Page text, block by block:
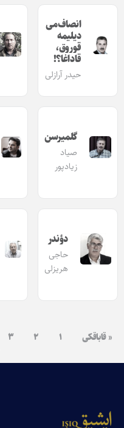
انصاف‌می
دیلیمه
قوروق،
قاداغا؟!
حیدر آرازلی
گلمیرسن
صیاد
زیادپور
دؤندر
حاجی
هریزلی
« قاباقکی ۱ ۲ ۳